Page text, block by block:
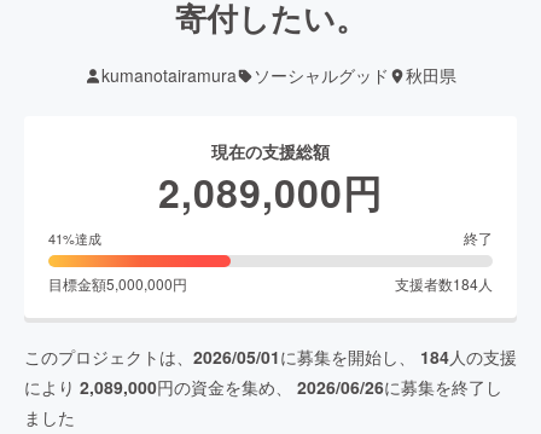
寄付したい。
kumanotairamura ソーシャルグッド 秋田県
現在の支援総額
2,089,000円
41%達成 終了
目標金額5,000,000円 支援者数184人
このプロジェクトは、 2026/05/01に募集を開始し、 184人の支援
により 2,089,000円の資金を集め、 2026/06/26に募集を終了し
ました